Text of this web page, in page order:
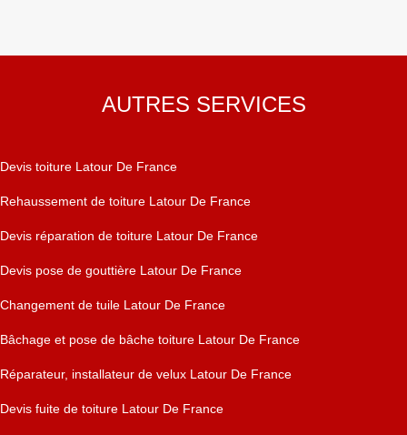
AUTRES SERVICES
Devis toiture Latour De France
Rehaussement de toiture Latour De France
Devis réparation de toiture Latour De France
Devis pose de gouttière Latour De France
Changement de tuile Latour De France
Bâchage et pose de bâche toiture Latour De France
Réparateur, installateur de velux Latour De France
Devis fuite de toiture Latour De France